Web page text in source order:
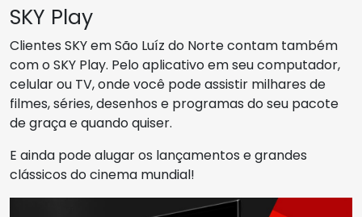
SKY Play
Clientes SKY em São Luíz do Norte contam também
com o SKY Play. Pelo aplicativo em seu computador,
celular ou TV, onde você pode assistir milhares de
filmes, séries, desenhos e programas do seu pacote
de graça e quando quiser.
E ainda pode alugar os lançamentos e grandes
clássicos do cinema mundial!